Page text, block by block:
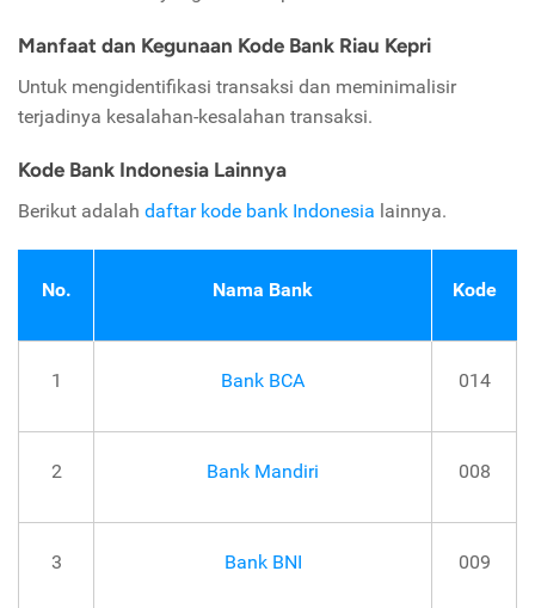
Manfaat dan Kegunaan Kode Bank Riau Kepri
Untuk mengidentifikasi transaksi dan meminimalisir
terjadinya kesalahan-kesalahan transaksi.
Kode Bank Indonesia Lainnya
Berikut adalah daftar kode bank Indonesia lainnya.
No. Nama Bank Kode
1 Bank BCA 014
2 Bank Mandiri 008
3 Bank BNI 009